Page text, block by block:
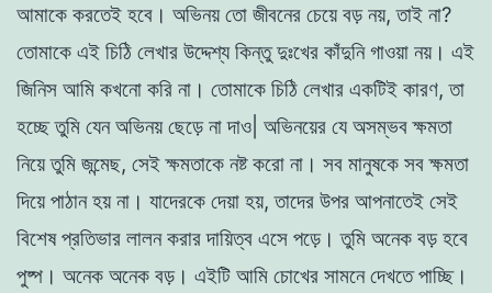
আমাকে করতেই হবে । অভিনয়তাে জীবনের চেয়েবড়নয়,তাই না?
তােমাকে এই চিঠি লেখার উদ্দেশ্যকিন্তুদুঃখের কাঁদুনি গাওয়া নয়। এই
জিনিস আমি কখনাে করি না । তােমাকে চিঠি লেখার একটিই কারণ,তা
হচ্ছেতুমি যেনঅভিনয়ছেড়েনাদাও অভিনয়ের যেঅসম্ভবক্ষমতা
নিয়েতুমি জন্মেছ, সেইক্ষমতাকে নষ্টকরাে না । সব মানুষকে সবক্ষমতা
দিয়েপাঠানহয়না । যাদেরকে দেয়া হয়,তাদের উপর আপনাতেই সেই
বিশেষ প্রতিভার লালনকরারদায়িত্ব এসে পড়ে।তুমি অনেক বড়হবে
পুষ্প । অনেক অনেক বড়। এইটি আমি চোখের সামনেদেখতেপাচ্ছি।